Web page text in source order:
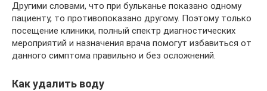
Другими словами, что при бульканье показано одному
пациенту, то противопоказано другому. Поэтому только
посещение клиники, полный спектр диагностических
мероприятий и назначения врача помогут избавиться от
данного симптома правильно и без осложнений.
Как удалить воду